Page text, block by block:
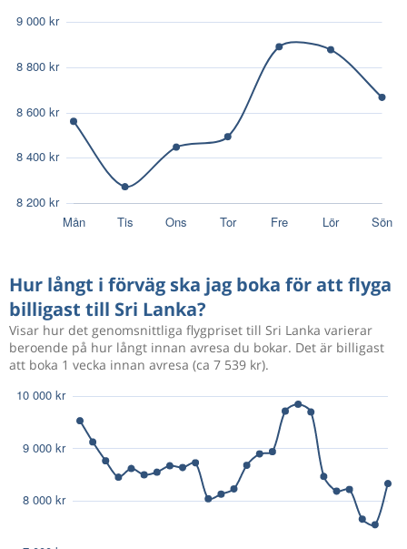
Hur långt i förväg ska jag boka för att flyga
billigast till Sri Lanka?
Visar hur det genomsnittliga flygpriset till Sri Lanka varierar
beroende på hur långt innan avresa du bokar. Det är billigast
att boka 1 vecka innan avresa (ca 7 539 kr).